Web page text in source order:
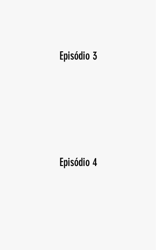
Episódio 3
Episódio 4